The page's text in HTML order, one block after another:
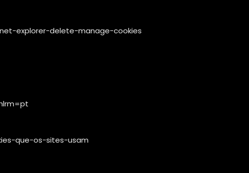
explorer-delete-manage-cookies
que-os-sites-usam